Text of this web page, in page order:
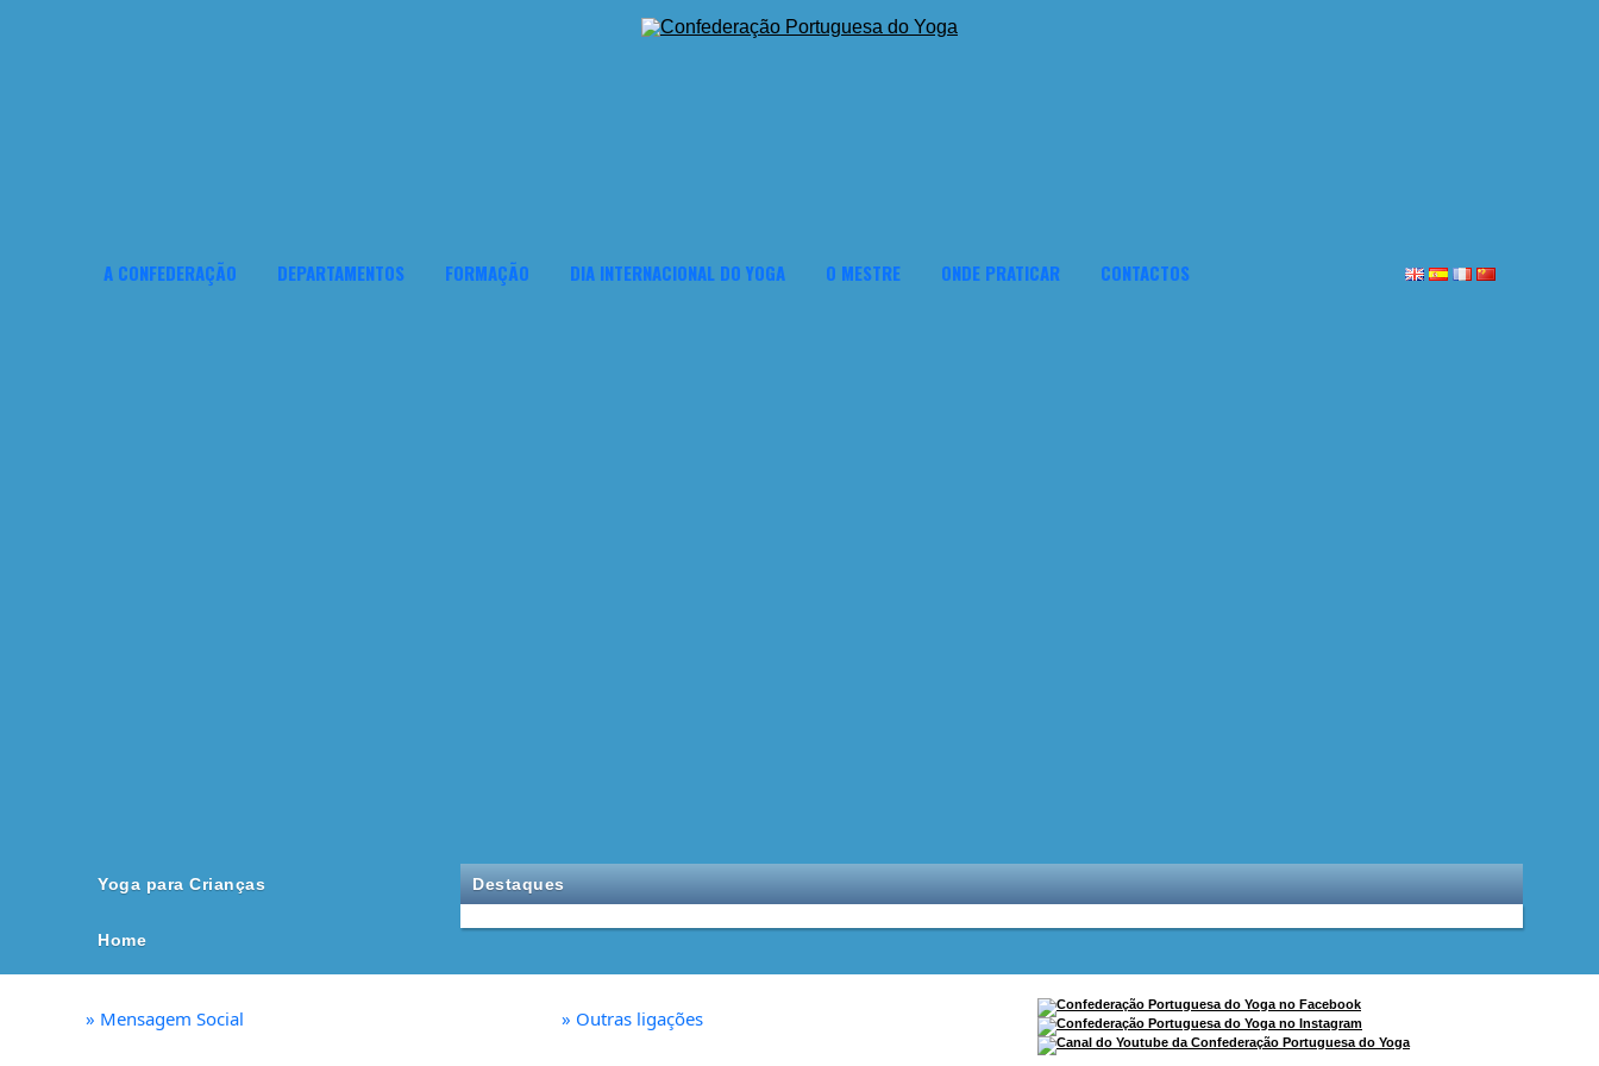
A CONFEDERAÇÃO DEPARTAMENTOS FORMAÇÃO DIA INTERNACIONAL DO YOGA O MESTRE ONDE PRATICAR CONTACTOS
Yoga para Crianças
Home
Destaques
» Mensagem Social » Outras ligações